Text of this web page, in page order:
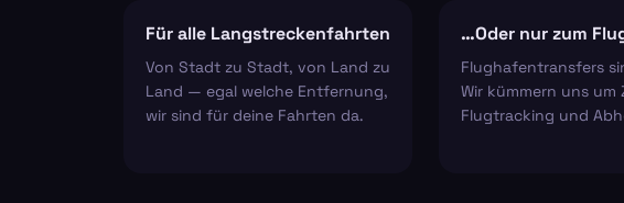
Für alle Langstreckenfahrten
Von Stadt zu Stadt, von Land zu
Land — egal welche Entfernung,
wir sind für deine Fahrten da.
…Oder nur zum
Flughafentransfers
Wir kümmern uns um
Flugtracking und